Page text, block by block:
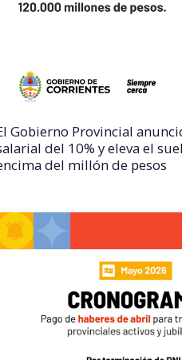
Gobierno Provincial
del 10% y eleva el
del millón de pesos